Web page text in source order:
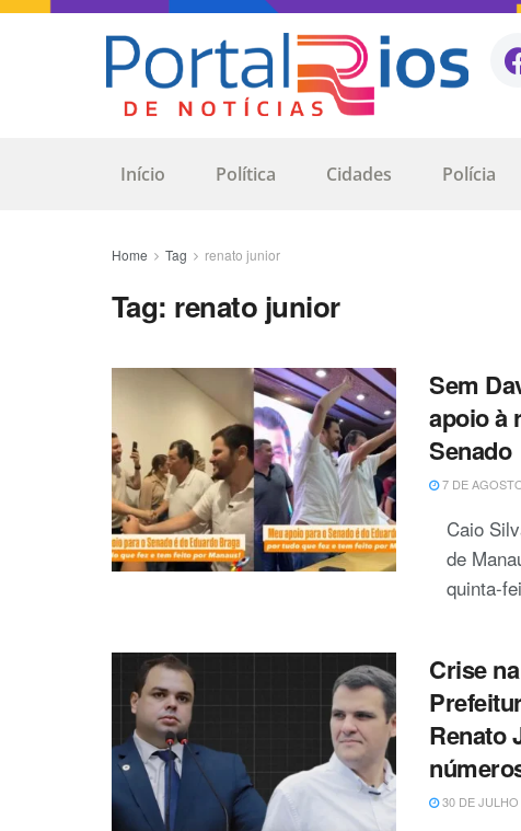
Início Política Cidades Polícia
Home Tag renato junior
Tag: renato junior
Sem
apoio à
Senado
7 DE
Caio
de
quinta-
Crise
Renato
30 DE JULHO